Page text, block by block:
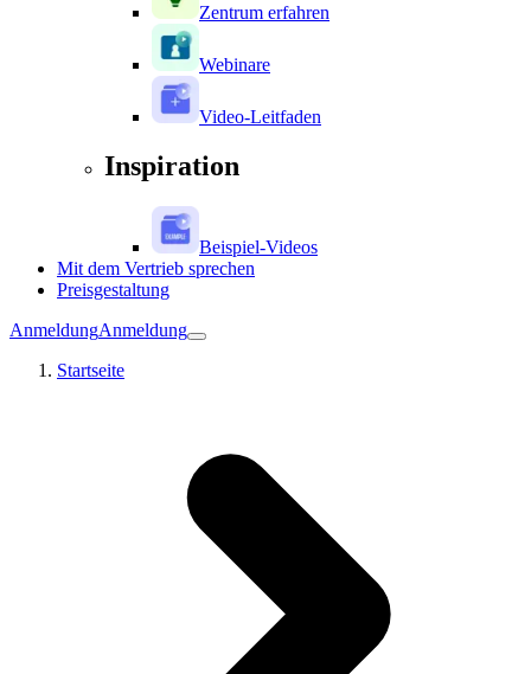
Zentrum erfahren
Webinare
Video-Leitfaden
Inspiration
Beispiel-Videos
Mit dem Vertrieb sprechen
Preisgestaltung
AnmeldungAnmeldung
Startseite